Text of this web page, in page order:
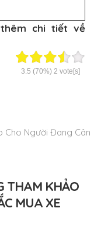
chi tiết về
3.5 (70%) 2 vote[s]
THAM KHẢO
MUA XE